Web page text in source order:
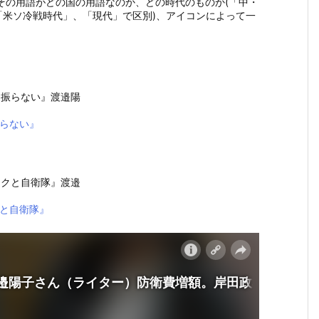
ソ冷戦時代」、「現代」で区別)、アイコンによって一
ない』
自衛隊』